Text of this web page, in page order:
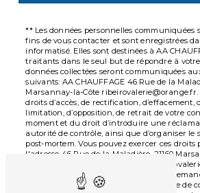
** Les données personnelles communiquées
fins de vous contacter et sont enregistrées
informatisé. Elles sont destinées à AA
traitants dans le seul but de répondre à votre
données collectées seront communiquées
suivants: AA CHAUFFAGE 46 Rue de la
Marsannay-la-Côte ribeirovalerie@orange.fr.
droits d’accès, de rectification, d’effacement,
limitation, d’opposition, de retrait de votre
moment et du droit d’introduire une
autorité de contrôle, ainsi que d’organiser le
post-mortem. Vous pouvez exercer ces droits
l'adresse 46 Rue de la Maladière, 21160
courrier électronique à l'adresse
justificatif d'identité pourra vous être
vos données pendant la période de prise de